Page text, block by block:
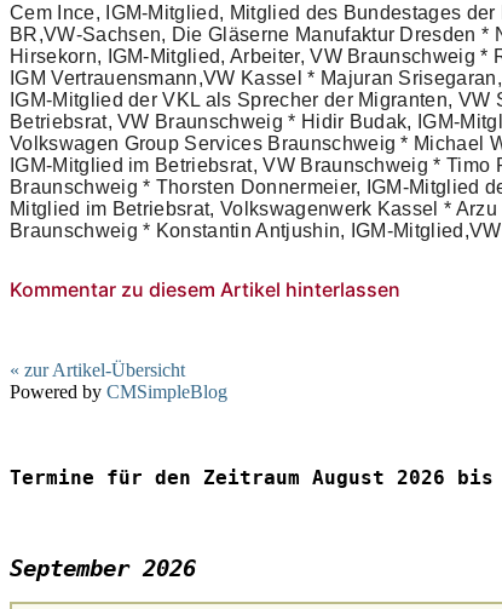
Cem Ince, IGM-Mitglied, Mitglied des Bundestages
BR,VW-Sachsen, Die Gläserne Manufaktur Dresden
Hirsekorn, IGM-Mitglied, Arbeiter, VW Braunschweig
IGM Vertrauensmann,VW Kassel * Majuran
IGM-Mitglied der VKL als Sprecher der Migranten,
Betriebsrat, VW Braunschweig * Hidir Budak, IGM-
Volkswagen Group Services Braunschweig * Michael
IGM-Mitglied im Betriebsrat, VW Braunschweig *
Braunschweig * Thorsten Donnermeier, IGM-Mitglied
Mitglied im Betriebsrat, Volkswagenwerk Kassel *
Braunschweig * Konstantin Antjushin, IGM-Mitglied,VW
Kommentar zu diesem Artikel hinterlassen
« zur Artikel-Übersicht
Powered by CMSimpleBlog
Termine für den Zeitraum August 2026 bis
September 2026